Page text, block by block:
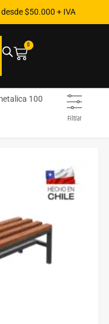
$50.000 + IVA
0
100
Filtrar